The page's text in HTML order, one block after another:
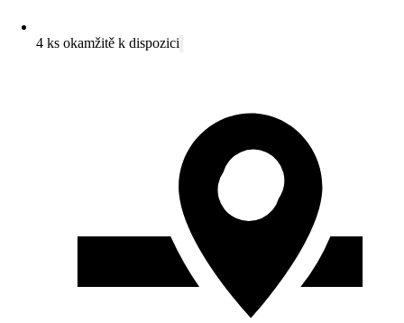
4 ks okamžitě k dispozici